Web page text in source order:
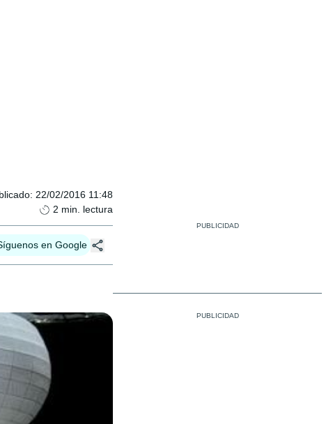
: 22/02/2016 11:48
2 min. lectura
en Google